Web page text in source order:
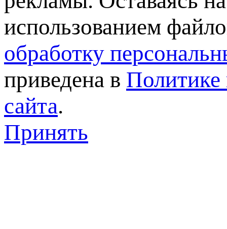
использованием
обработку
приведена в Политике
сайта.
Принять